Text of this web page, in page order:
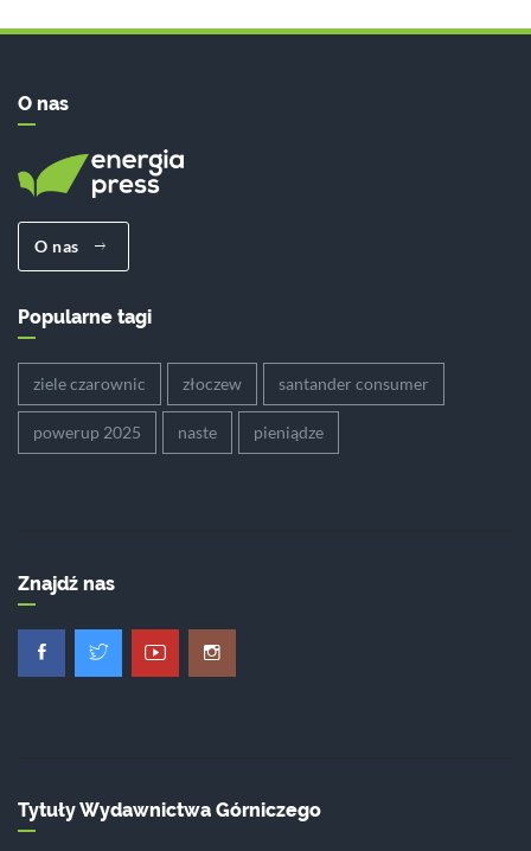
O nas
O nas
Popularne tagi
ziele czarownic złoczew santander consumer
powerup 2025 naste pieniądze
Znajdź nas
Tytuły Wydawnictwa Górniczego